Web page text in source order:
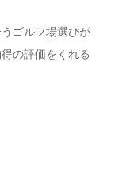
ゴルフ場選びが
の評価をくれる